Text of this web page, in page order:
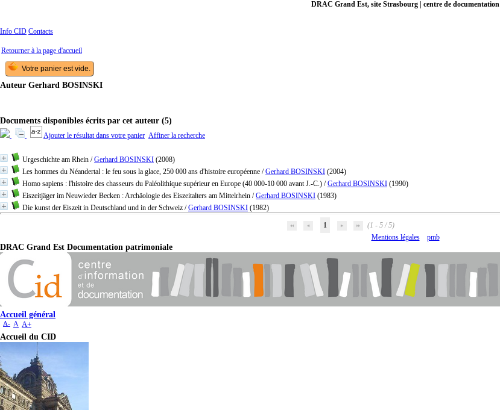
DRAC Grand Est, site Strasbourg | centre de documentation
Info CID Contacts
Retourner à la page d'accueil
Auteur Gerhard BOSINSKI
Documents disponibles écrits par cet auteur (5)
Ajouter le résultat dans votre panier Affiner la recherche
Urgeschichte am Rhein /Gerhard BOSINSKI (2008)
Les hommes du Néandertal : le feu sous la glace, 250 000 ans d'histoire européenne /Gerhard BOSINSKI (2004)
Homo sapiens : l'histoire des chasseurs du Paléolithique supérieur en Europe (40 000-10 000 avant J.-C.) /Gerhard BOSINSKI (1990)
Eiszeitjäger im Neuwieder Becken : Archäologie des Eiszeitalters am Mittelrhein /Gerhard BOSINSKI (1983)
Die kunst der Eiszeit in Deutschland und in der Schweiz /Gerhard BOSINSKI (1982)
1 (1 - 5 / 5)
Mentions légales
pmb
DRAC Grand Est Documentation patrimoniale
Accueil général
A- A A+
Accueil du CID